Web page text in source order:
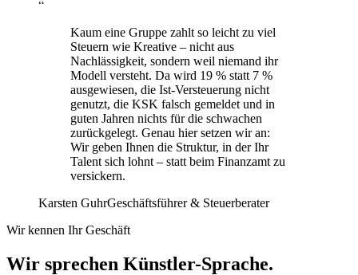
“
Kaum eine Gruppe zahlt so leicht zu viel
Steuern wie Kreative – nicht aus
Nachlässigkeit, sondern weil niemand ihr
Modell versteht. Da wird 19 % statt 7 %
ausgewiesen, die Ist-Versteuerung nicht
genutzt, die KSK falsch gemeldet und in
guten Jahren nichts für die schwachen
zurückgelegt. Genau hier setzen wir an:
Wir geben Ihnen die Struktur, in der Ihr
Talent sich lohnt – statt beim Finanzamt zu
versickern.
Karsten GuhrGeschäftsführer & Steuerberater
Wir kennen Ihr Geschäft
Wir sprechen Künstler-Sprache.